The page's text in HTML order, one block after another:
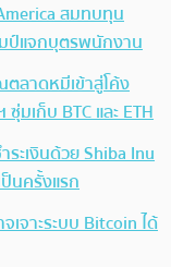
สมทบทุน
ป์แจกบุตรพนักงาน
ลาดหมีเข้าสู่โค้ง
มเก็บ BTC และ ETH
ะเงินด้วย Shiba Inu
นครั้งแรก
จาะระบบ Bitcoin ได้